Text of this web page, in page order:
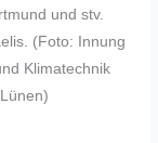
und stv.
(Foto: Innung
Klimatechnik